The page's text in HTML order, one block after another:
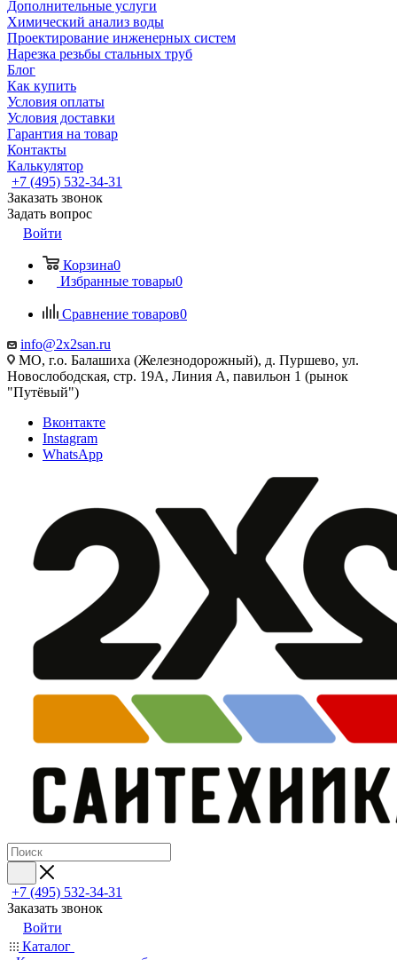
Дополнительные услуги
Химический анализ воды
Проектирование инженерных систем
Нарезка резьбы стальных труб
Блог
Как купить
Условия оплаты
Условия доставки
Гарантия на товар
Контакты
Калькулятор
+7 (495) 532‑34‑31
Заказать звонок
Задать вопрос
Войти
Корзина0
Избранные товары0
Сравнение товаров0
info@2x2san.ru
МО, г.о. Балашиха (Железнодорожный), д. Пуршево, ул.
Новослободская, стр. 19А, Линия А, павильон 1 (рынок
"Путёвый")
Вконтакте
Instagram
WhatsApp
+7 (495) 532‑34‑31
Заказать звонок
Войти
Каталог